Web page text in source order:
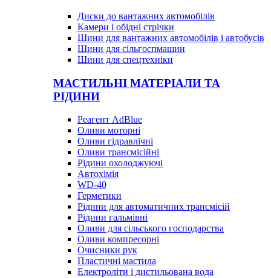
Диски до вантажних автомобілів
Камери і обідні стрічки
Шини для вантажних автомобілів і автобусів
Шини для сільгоспмашин
Шини для спецтехніки
МАСТИЛЬНІ МАТЕРІАЛИ ТА
РІДИНИ
Реагент AdBlue
Оливи моторні
Оливи гідравлічні
Оливи трансмісійні
Рідини охолоджуючі
Автохімія
WD-40
Герметики
Рідини для автоматичних трансмісій
Рідини гальмівні
Оливи для сільського господарства
Оливи компресорні
Очисники рук
Пластичні мастила
Електроліти і дистильована вода